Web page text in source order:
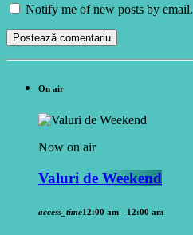
Notify me of new posts by email.
On air
Now on air
Valuri de Weekend
access_time12:00 am - 12:00 am